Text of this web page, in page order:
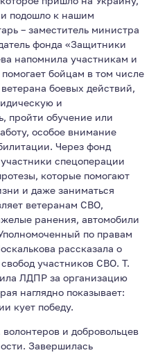
и подошло к нашим
– заместитель министра
фонда «Защитники
напомнила участникам и
бойцам в том числе
боевых действий,
и
пройти обучение или
особое внимание
Через фонд
спецоперации
которые помогают
и даже заниматься
ветеранам СВО,
ранения, автомобили
по правам
рассказала о
участников СВО. Т.
ЛДПР за организацию
наглядно показывает:
кует победу.
и добровольцев
Завершилась